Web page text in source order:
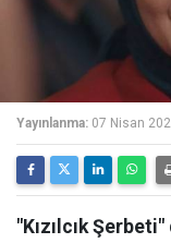
Yayınlanma: 07 Nisan
"Kızılcık